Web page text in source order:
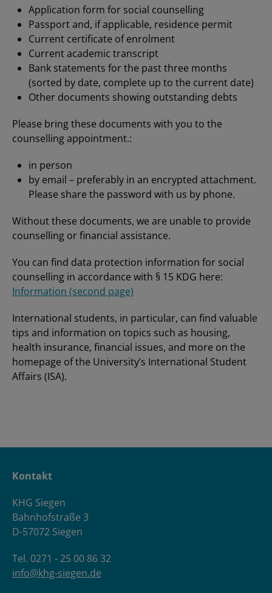
Application form for social counselling
Passport and, if applicable, residence permit
Current certificate of enrolment
Current academic transcript
Bank statements for the past three months
(sorted by date, complete up to the current date)
Other documents showing outstanding debts
Please bring these documents with you to the
counselling appointment.:
in person
by email – preferably in an encrypted attachment.
Please share the password with us by phone.
Without these documents, we are unable to provide
counselling or financial assistance.
You can find data protection information for social
counselling in accordance with § 15 KDG here:
Information (second page)
International students, in particular, can find valuable
tips and information on topics such as housing,
health insurance, financial issues, and more on the
homepage of the University’s International Student
Affairs (ISA).
Kontakt
KHG Siegen
Bahnhofstraße 3
D-57072 Siegen
Tel. 0271 - 25 00 86 32
info@khg-siegen.de